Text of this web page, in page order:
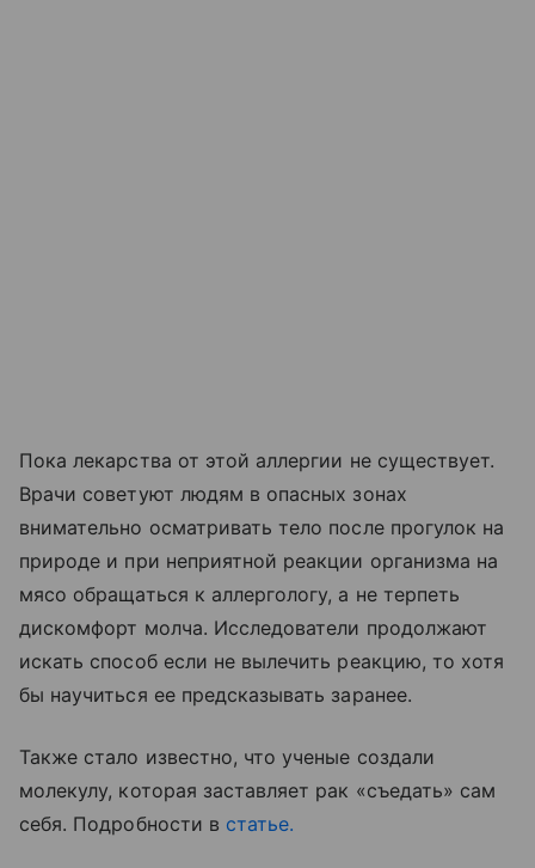
Пока лекарства от этой аллергии не существует.
Врачи советуют людям в опасных зонах
внимательно осматривать тело после прогулок на
природе и при неприятной реакции организма на
мясо обращаться к аллергологу, а не терпеть
дискомфорт молча. Исследователи продолжают
искать способ если не вылечить реакцию, то хотя
бы научиться ее предсказывать заранее.
Также стало известно, что ученые создали
молекулу, которая заставляет рак «съедать» сам
себя. Подробности в статье.